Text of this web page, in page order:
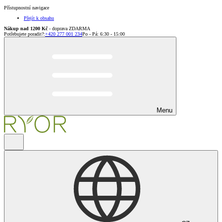
Přístupnostní navigace
Přejít k obsahu
Nákup nad 1200 Kč - doprava ZDARMA
Potřebujete poradit?:+420 277 001 234Po - Pá: 6:30 - 15:00
Menu